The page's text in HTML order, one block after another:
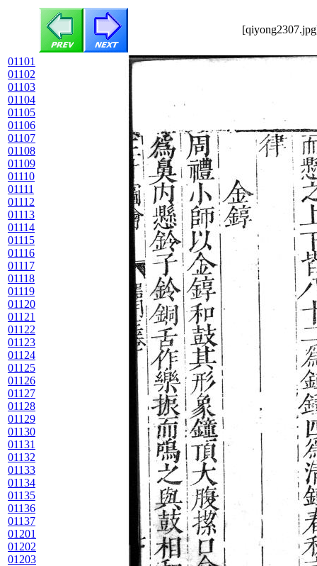
01101
01102
01103
01104
01105
01106
01107
01108
01109
01110
01111
01112
01113
01114
01115
01116
01117
01118
01119
01120
01121
01122
01123
01124
01125
01126
01127
01128
01129
01130
01131
01132
01133
01134
01135
01136
01137
01201
01202
01203